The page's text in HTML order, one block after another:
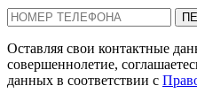
Оставляя свои контактные
совершеннолетие,
данных в соответствии с